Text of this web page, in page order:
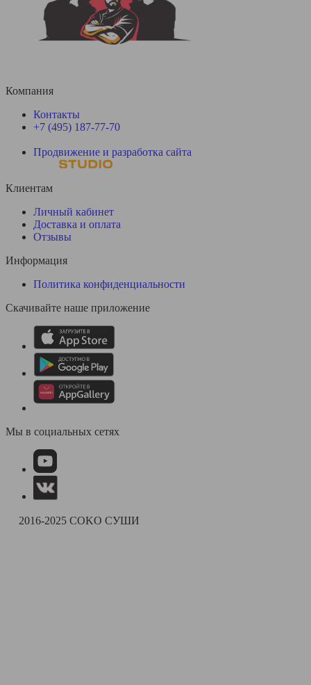
Компания
Контакты
+7 (495) 187-77-70
Продвижение и разработка сайта
Клиентам
Личный кабинет
Доставка и оплата
Отзывы
Информация
Политика конфиденциальности
Скачивайте наше приложение
Мы в социальных сетях
2016-2025 COKO СУШИ